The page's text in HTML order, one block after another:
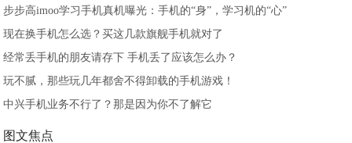
步步高imoo学习手机真机曝光：手机的“身”，学习机的“心”
现在换手机怎么选？买这几款旗舰手机就对了
经常丢手机的朋友请存下 手机丢了应该怎么办？
玩不腻，那些玩几年都舍不得卸载的手机游戏！
中兴手机业务不行了？那是因为你不了解它
图文焦点